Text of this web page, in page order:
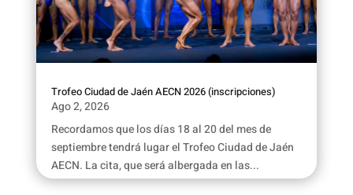
Trofeo Ciudad de Jaén AECN 2026 (inscripciones)
Ago 2, 2026
Recordamos que los días 18 al 20 del mes de
septiembre tendrá lugar el Trofeo Ciudad de Jaén
AECN. La cita, que será albergada en las...